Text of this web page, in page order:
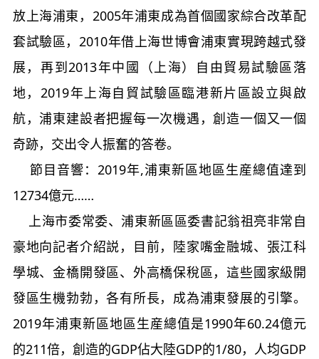
放上海浦東， 2005年浦東成為首個國家綜合改革配
套試驗區， 2010年借上海世博會浦東實現跨越式發
展，再到2013年中國（上海）自由貿易試驗區落
地，2019年上海自貿試驗區臨港新片區設立與啟
航，浦東建設者把握每一次機遇，創造一個又一個
奇跡，交出令人振奮的答卷。
節目音響： 2019年,浦東新區地區生産總值達到
12734億元……
上海市委常委、浦東新區區委書記翁祖亮非常自
豪地向記者介紹説，目前，陸家嘴金融城、張江科
學城、金橋開發區、外高橋保稅區，這些國家級開
發區生機勃勃，各有所長，成為浦東發展的引擎。
2019年浦東新區地區生産總值是1990年60.24億元
的211倍，創造的GDP佔大陸GDP的1/80，人均GDP